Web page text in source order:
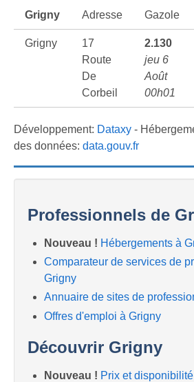
Grigny Adresse Gazole
Grigny
17
Route
De
Corbeil
2.130
jeu 6
Août
00h01
Développement: Dataxy -
des données: data.gouv.fr
Professionnels de
Nouveau ! Hébergements à
Comparateur de services de
Grigny
Annuaire de sites de
Offres d'emploi à Grigny
Découvrir Grigny
Nouveau ! Prix et